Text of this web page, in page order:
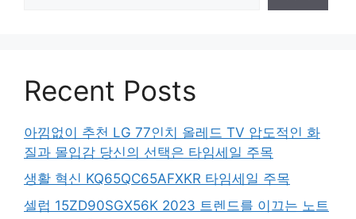
Recent Posts
아낌없이 추천 LG 77인치 올레드 TV 압도적인 화
질과 몰입감 당신의 선택은 타임세일 주목
생활 혁신 KQ65QC65AFXKR 타임세일 주목
셀럽 15ZD90SGX56K 2023 트렌드를 이끄는 노트